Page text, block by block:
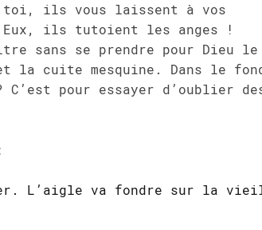
ils vous laissent à vos
ils tutoient les anges !
sans se prendre pour Dieu le
la cuite mesquine. Dans le
pour essayer d’oublier
L’aigle va fondre sur la